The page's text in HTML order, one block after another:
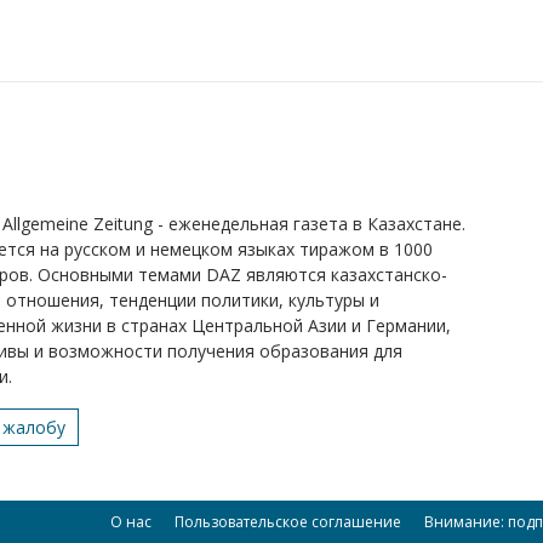
Zeitung - еженедельная газета в Казахстане.
на русском и немецком языках тиражом в 1000
Основными темами DAZ являются казахстанско-
отношения, тенденции политики, культуры и
жизни в странах Центральной Азии и Германии,
и возможности получения образования для
О нас Пользовательское соглашение Внимание: